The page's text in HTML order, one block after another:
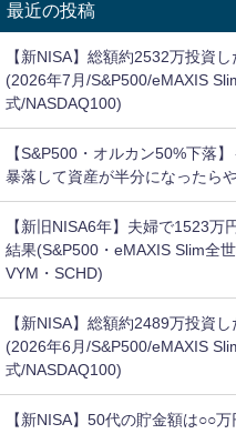
最近の投稿
【新NISA】総額約2532万投資
(2026年7月/S&P500/eMAXIS
式/NASDAQ100)
【S&P500・オルカン50%下落
暴落して資産が半分になったら
【新旧NISA6年】夫婦で1523万
結果(S&P500・eMAXIS Slim全世
VYM・SCHD)
【新NISA】総額約2489万投資
(2026年6月/S&P500/eMAXIS
式/NASDAQ100)
【新NISA】50代の貯金額は○○万